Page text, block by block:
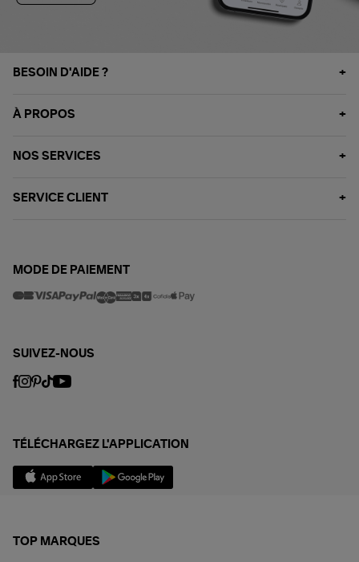
BESOIN D'AIDE ?
À PROPOS
NOS SERVICES
SERVICE CLIENT
MODE DE PAIEMENT
SUIVEZ-NOUS
TÉLÉCHARGEZ L'APPLICATION
TOP MARQUES